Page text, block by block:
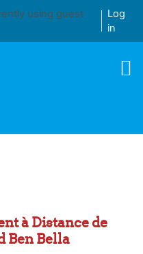
using guest
Log
in
à Distance de
Ben Bella